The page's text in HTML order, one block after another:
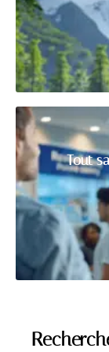
Tout